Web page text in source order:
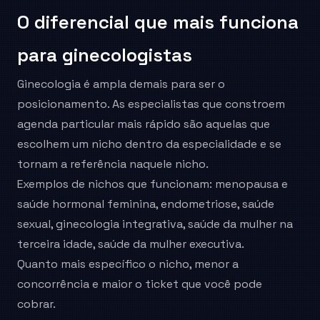
O diferencial que mais funciona
para ginecologistas
Ginecologia é ampla demais para ser o
posicionamento. As especialistas que constroem
agenda particular mais rápido são aquelas que
escolhem um nicho dentro da especialidade e se
tornam a referência naquele nicho.
Exemplos de nichos que funcionam: menopausa e
saúde hormonal feminina, endometriose, saúde
sexual, ginecologia integrativa, saúde da mulher na
terceira idade, saúde da mulher executiva.
Quanto mais específico o nicho, menor a
concorrência e maior o ticket que você pode
cobrar.